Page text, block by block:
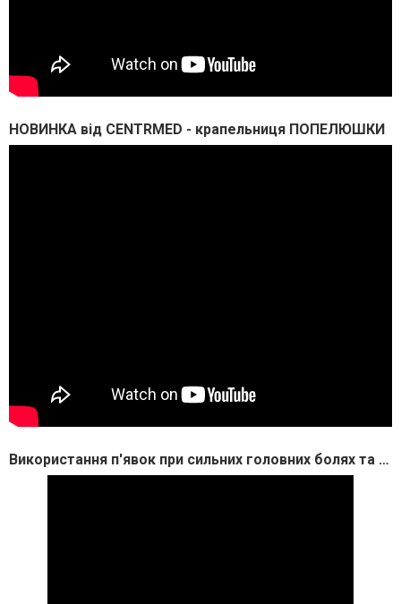
НОВИНКА від CENTRMED - крапельниця ПОПЕЛЮШКИ
Використання п'явок при сильних головних болях та запамороченню